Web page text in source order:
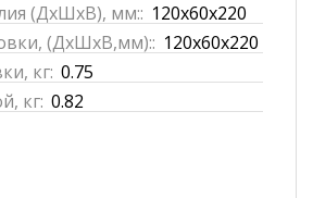
(ДхШхВ), мм:: 120x60x220
(ДхШхВ,мм):: 120x60x220
кг: 0.75
кг: 0.82